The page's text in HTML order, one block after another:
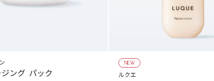
ジング パック
NEW
ルクエ